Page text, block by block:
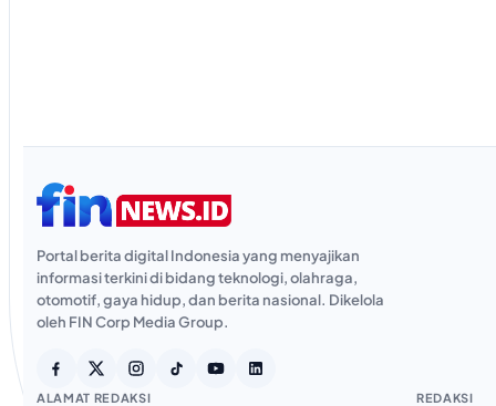
Portal berita digital Indonesia yang menyajikan
informasi terkini di bidang teknologi, olahraga,
otomotif, gaya hidup, dan berita nasional. Dikelola
oleh FIN Corp Media Group.
ALAMAT REDAKSI REDAKSI